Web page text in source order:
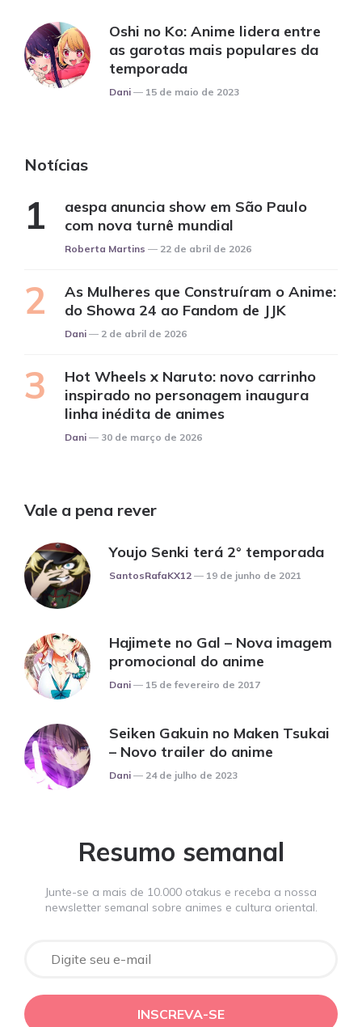
Oshi no Ko: Anime lidera entre
as garotas mais populares da
temporada
Posted
Dani 15 de maio de 2023
Notícias
aespa anuncia show em São Paulo
com nova turnê mundial
Posted
Roberta Martins 22 de abril de 2026
As Mulheres que Construíram o Anime:
do Showa 24 ao Fandom de JJK
Posted
Dani 2 de abril de 2026
Hot Wheels x Naruto: novo carrinho
inspirado no personagem inaugura
linha inédita de animes
Posted
Dani 30 de março de 2026
Vale a pena rever
Youjo Senki terá 2° temporada
Posted
SantosRafaKX12 19 de junho de 2021
Hajimete no Gal – Nova imagem
promocional do anime
Posted
Dani 15 de fevereiro de 2017
Seiken Gakuin no Maken Tsukai
– Novo trailer do anime
Posted
Dani 24 de julho de 2023
Resumo semanal
Junte-se a mais de 10.000 otakus e receba a nossa
newsletter semanal sobre animes e cultura oriental.